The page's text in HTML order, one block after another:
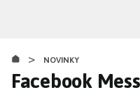
obsahu
> NOVINKY
Facebook